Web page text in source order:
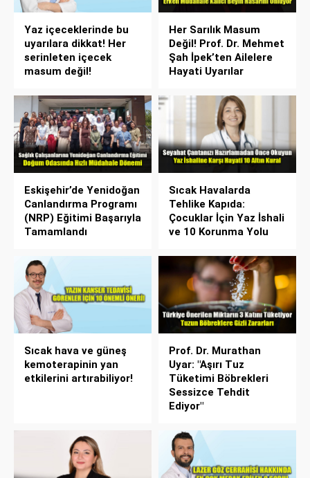
Yaz içeceklerinde bu
uyarılara dikkat! Her
serinleten içecek
masum değil!
Her Sarılık Masum
Değil! Prof. Dr. Mehmet
Şah İpek’ten Ailelere
Hayati Uyarılar
Eskişehir’de Yenidoğan
Canlandırma Programı
(NRP) Eğitimi Başarıyla
Tamamlandı
Sıcak Havalarda
Tehlike Kapıda:
Çocuklar İçin Yaz İshali
ve 10 Korunma Yolu
Sıcak hava ve güneş
kemoterapinin yan
etkilerini artırabiliyor!
Prof. Dr. Murathan
Uyar: "Aşırı Tuz
Tüketimi Böbrekleri
Sessizce Tehdit
Ediyor"